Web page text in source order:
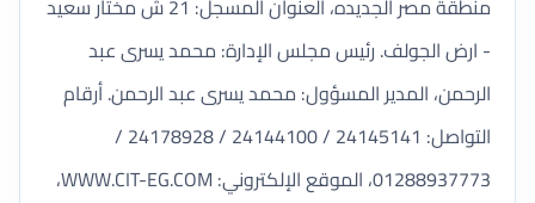
منطقة مصر الجديده، العنوان المسجل: 21 ش مختار سعيد
- ارض الجولف. رئيس مجلس الإدارة: محمد يسرى عبد
الرحمن، المدير المسؤول: محمد يسرى عبد الرحمن. أرقام
التواصل: 24145141 / 24144100 / 24178928 /
01288937773، الموقع الإلكتروني: WWW.CIT-EG.COM،